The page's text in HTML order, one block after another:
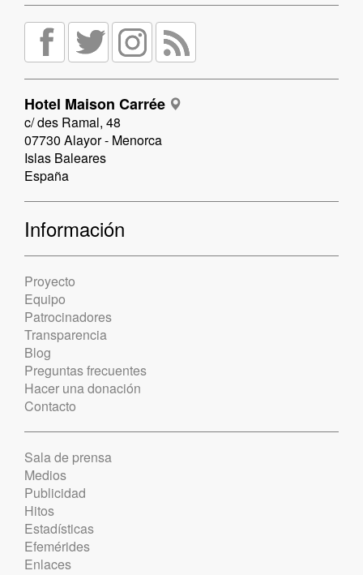
Hotel Maison Carrée
c/ des Ramal, 48
07730 Alayor - Menorca
Islas Baleares
España
Información
Proyecto
Equipo
Patrocinadores
Transparencia
Blog
Preguntas frecuentes
Hacer una donación
Contacto
Sala de prensa
Medios
Publicidad
Hitos
Estadísticas
Efemérides
Enlaces